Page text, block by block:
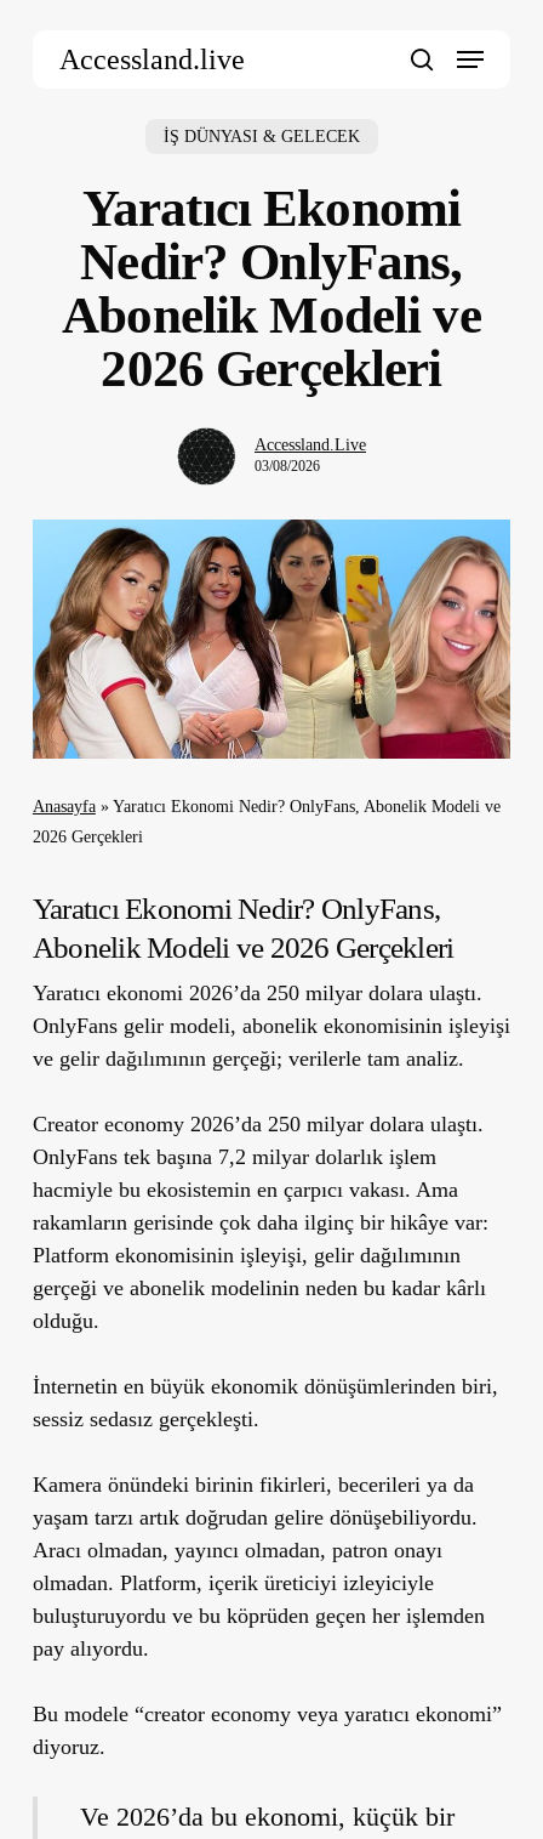
Accessland.live Menu
İŞ DÜNYASI & GELECEK
Yaratıcı Ekonomi
Nedir? OnlyFans,
Abonelik Modeli ve
2026 Gerçekleri
Accessland.Live
03/08/2026
Anasayfa» Yaratıcı Ekonomi Nedir? OnlyFans, Abonelik Modeli ve
2026 Gerçekleri
Yaratıcı Ekonomi Nedir? OnlyFans,
Abonelik Modeli ve 2026 Gerçekleri
Yaratıcı ekonomi 2026’da 250 milyar dolara ulaştı.
OnlyFans gelir modeli, abonelik ekonomisinin işleyişi
ve gelir dağılımının gerçeği; verilerle tam analiz.
Creator economy 2026’da 250 milyar dolara ulaştı.
OnlyFans tek başına 7,2 milyar dolarlık işlem
hacmiyle bu ekosistemin en çarpıcı vakası. Ama
rakamların gerisinde çok daha ilginç bir hikâye var:
Platform ekonomisinin işleyişi, gelir dağılımının
gerçeği ve abonelik modelinin neden bu kadar kârlı
olduğu.
İnternetin en büyük ekonomik dönüşümlerinden biri,
sessiz sedasız gerçekleşti.
Kamera önündeki birinin fikirleri, becerileri ya da
yaşam tarzı artık doğrudan gelire dönüşebiliyordu.
Aracı olmadan, yayıncı olmadan, patron onayı
olmadan. Platform, içerik üreticiyi izleyiciyle
buluşturuyordu ve bu köprüden geçen her işlemden
pay alıyordu.
Bu modele “creator economy veya yaratıcı ekonomi”
diyoruz.
Ve 2026’da bu ekonomi, küçük bir